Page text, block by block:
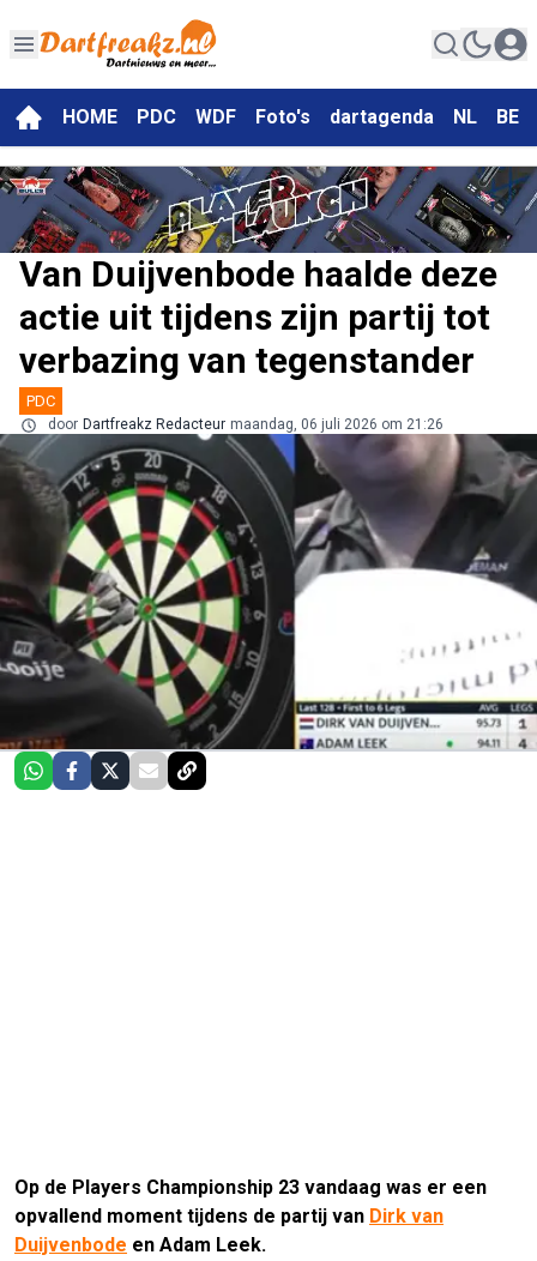
HOME PDC WDF Foto's dartagenda NL BE
Van Duijvenbode haalde deze
actie uit tijdens zijn partij tot
verbazing van tegenstander
PDC
door Dartfreakz Redacteur maandag, 06 juli 2026 om 21:26
Op de Players Championship 23 vandaag was er een
opvallend moment tijdens de partij van Dirk van
Duijvenbode en Adam Leek.